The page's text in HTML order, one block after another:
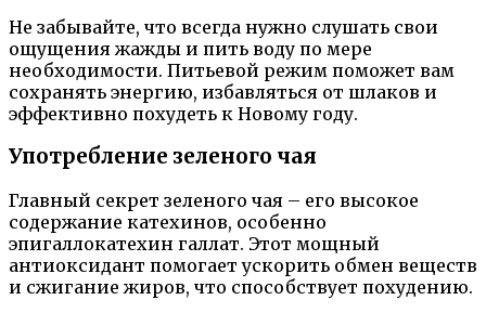
Не забывайте, что всегда нужно слушать свои
ощущения жажды и пить воду по мере
необходимости. Питьевой режим поможет вам
сохранять энергию, избавляться от шлаков и
эффективно похудеть к Новому году.
Употребление зеленого чая
Главный секрет зеленого чая – его высокое
содержание катехинов, особенно
эпигаллокатехин галлат. Этот мощный
антиоксидант помогает ускорить обмен веществ
и сжигание жиров, что способствует похудению.